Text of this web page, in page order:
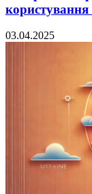
03.04.2025